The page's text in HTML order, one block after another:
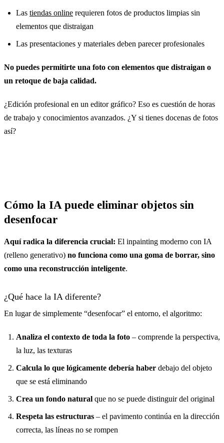
Las tiendas online requieren fotos de productos limpias sin
elementos que distraigan
Las presentaciones y materiales deben parecer profesionales
No puedes permitirte una foto con elementos que distraigan o
un retoque de baja calidad.
¿Edición profesional en un editor gráfico? Eso es cuestión de horas
de trabajo y conocimientos avanzados. ¿Y si tienes docenas de fotos
así?
Cómo la IA puede eliminar objetos sin
desenfocar
Aquí radica la diferencia crucial: El inpainting moderno con IA
(relleno generativo) no funciona como una goma de borrar, sino
como una reconstrucción inteligente.
¿Qué hace la IA diferente?
En lugar de simplemente “desenfocar” el entorno, el algoritmo:
Analiza el contexto de toda la foto – comprende la perspectiva,
la luz, las texturas
Calcula lo que lógicamente debería haber debajo del objeto
que se está eliminando
Crea un fondo natural que no se puede distinguir del original
Respeta las estructuras – el pavimento continúa en la dirección
correcta, las líneas no se rompen